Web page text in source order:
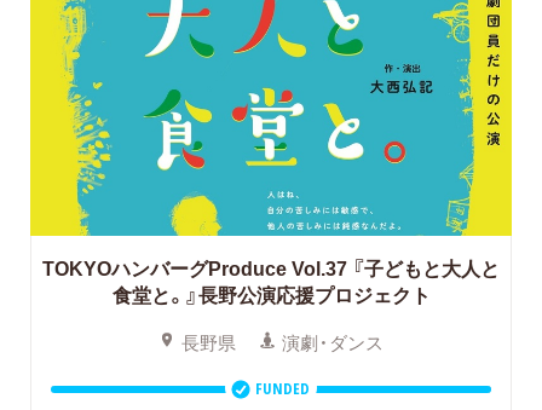
TOKYOハンバーグProduce Vol.37 『子どもと大人と
食堂と。』長野公演応援プロジェクト
長野県 演劇・ダンス
FUNDED